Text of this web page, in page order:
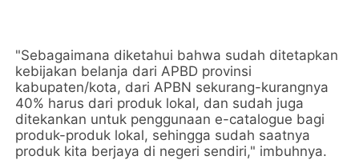
"Sebagaimana diketahui bahwa sudah ditetapkan
kebijakan belanja dari APBD provinsi
kabupaten/kota, dari APBN sekurang-kurangnya
40% harus dari produk lokal, dan sudah juga
ditekankan untuk penggunaan e-catalogue bagi
produk-produk lokal, sehingga sudah saatnya
produk kita berjaya di negeri sendiri," imbuhnya.